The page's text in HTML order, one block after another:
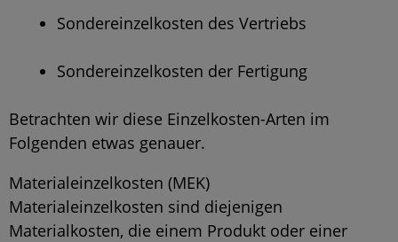
Sondereinzelkosten des Vertriebs
Sondereinzelkosten der Fertigung
Betrachten wir diese Einzelkosten-Arten im
Folgenden etwas genauer.
Materialeinzelkosten (MEK)
Materialeinzelkosten sind diejenigen
Materialkosten, die einem Produkt oder einer